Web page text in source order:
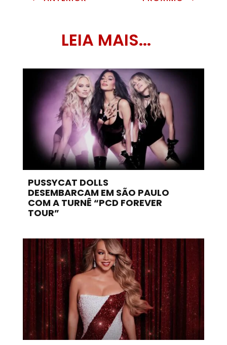
LEIA MAIS...
PUSSYCAT DOLLS
DESEMBARCAM EM SÃO PAULO
COM A TURNÊ “PCD FOREVER
TOUR”